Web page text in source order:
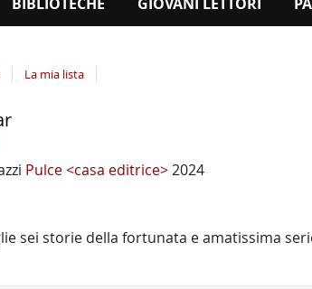
La mia lista
Pulce <casa editrice>2024
sei storie della fortunata e amatissima